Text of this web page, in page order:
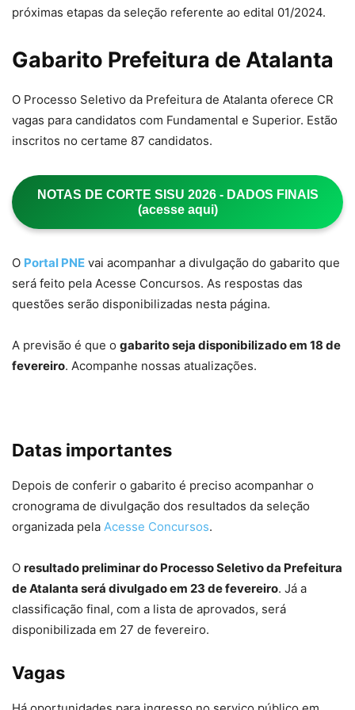
próximas etapas da seleção referente ao edital 01/2024.
Gabarito Prefeitura de Atalanta
O Processo Seletivo da Prefeitura de Atalanta oferece CR
vagas para candidatos com Fundamental e Superior. Estão
inscritos no certame 87 candidatos.
NOTAS DE CORTE SISU 2026 - DADOS FINAIS
(acesse aqui)
O Portal PNE vai acompanhar a divulgação do gabarito que
será feito pela Acesse Concursos. As respostas das
questões serão disponibilizadas nesta página.
A previsão é que o gabarito seja disponibilizado em 18 de
fevereiro. Acompanhe nossas atualizações.
Datas importantes
Depois de conferir o gabarito é preciso acompanhar o
cronograma de divulgação dos resultados da seleção
organizada pela Acesse Concursos.
O resultado preliminar do Processo Seletivo da Prefeitura
de Atalanta será divulgado em 23 de fevereiro. Já a
classificação final, com a lista de aprovados, será
disponibilizada em 27 de fevereiro.
Vagas